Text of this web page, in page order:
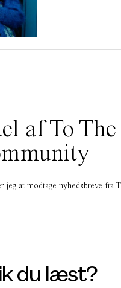
af To The
jeg at modtage nyhedsbreve fra
du læst?